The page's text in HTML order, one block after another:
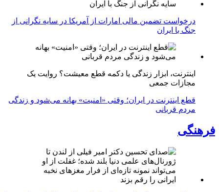
درخواست تضمین مالی امارات از آمریکا در سایه نگرانی از
جنگ با ایران
اینترنت، ابزار زندگی یا دکمه قطع معیشت؟ روایت یک
مجازات جمعی
قطع اینترنت در ایران؛ وقتی «امنیت» بهانه می‌شود و زندگی
مردم قربانی
فرهنگی